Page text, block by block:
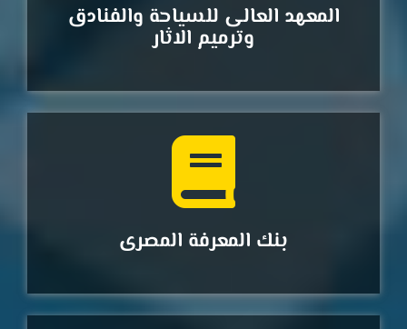
المعهد العالى للسياحة والفنادق
وترميم الاثار
بنك المعرفة المصرى